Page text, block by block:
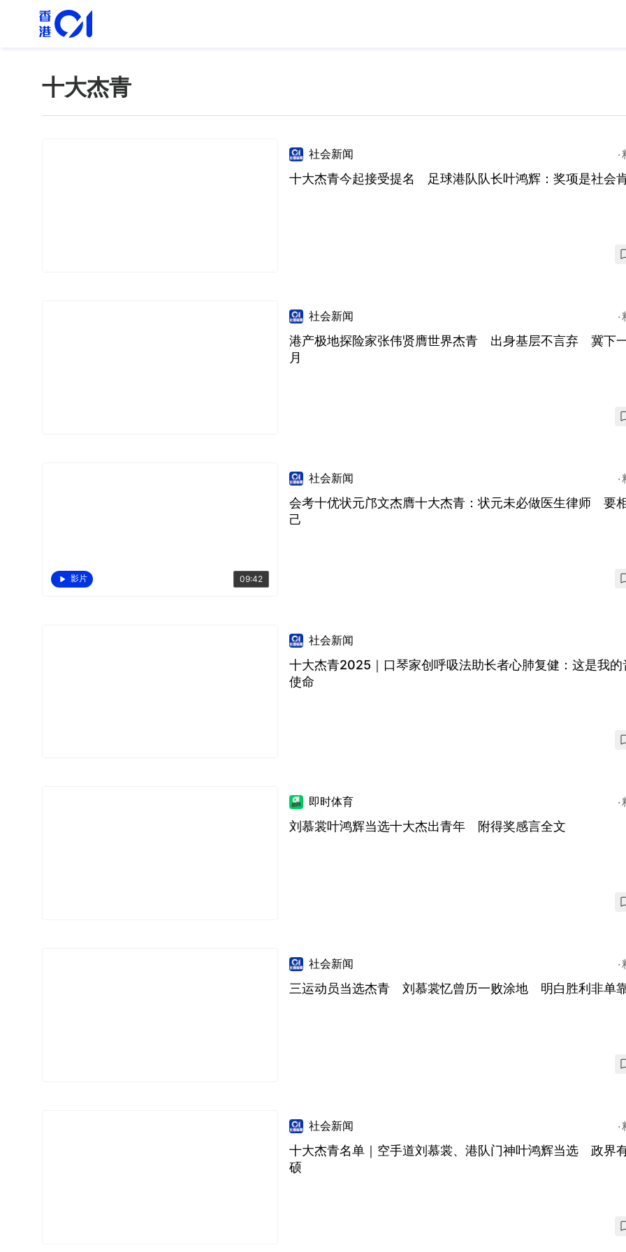
十大杰青
社会新闻
十大杰青今起接受提名 足球港队队长叶鸿辉：奖项是社会
社会新闻
港产极地探险家张伟贤膺世界杰青 出身基层不言弃 冀下
月
影片 09:42
社会新闻
会考十优状元邝文杰膺十大杰青：状元未必做医生律师 要
己
社会新闻
十大杰青2025｜口琴家创呼吸法助长者心肺复健：这是我的
使命
即时体育
刘慕裳叶鸿辉当选十大杰出青年 附得奖感言全文
社会新闻
三运动员当选杰青 刘慕裳忆曾历一败涂地 明白胜利非单
社会新闻
十大杰青名单｜空手道刘慕裳、港队门神叶鸿辉当选 政界
硕